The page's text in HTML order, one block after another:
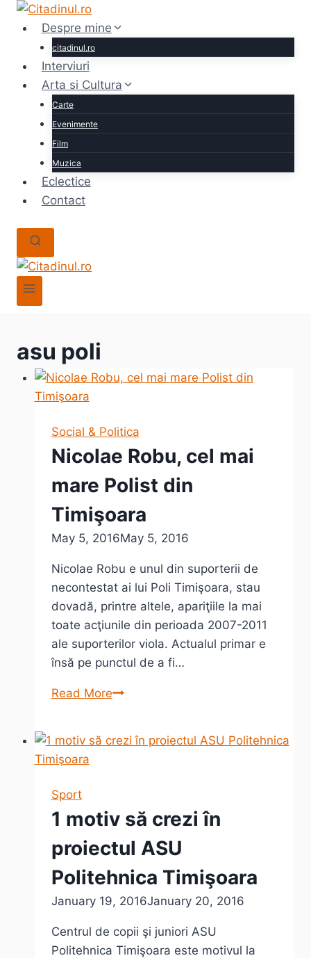
Skip
content
Despre mine
citadinul.ro
Interviuri
Arta si Cultura
Carte
Evenimente
Film
Muzica
Eclectice
Contact
asu poli
Social & Politica
Nicolae Robu, cel mai
mare Polist din
Timişoara
May 5, 2016May 5, 2016
Nicolae Robu e unul din suporterii de
necontestat ai lui Poli Timişoara, stau
dovadă, printre altele, apariţiile la mai
toate acţiunile din perioada 2007-2011
ale suporterilor viola. Actualul primar e
însă pe punctul de a fi…
Read MoreNicolae
mai
Timişoara
Sport
1 motiv să crezi în
proiectul ASU
Politehnica Timişoara
January 19, 2016January 20, 2016
Centrul de copii şi juniori ASU
Politehnica Timişoara este motivul la